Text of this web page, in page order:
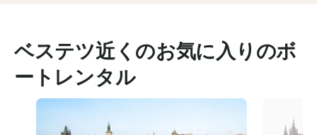
ベステツ近くのお気に入りのボ
ートレンタル